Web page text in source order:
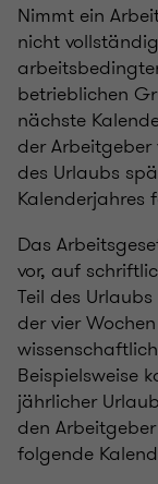
Nimmt ein
nicht
betrieblichen
nächste
der
des Urlaubs
Kalenderjahres
Das
vor, auf
Teil des
der vier
Beispielsweise
jährlicher
den
folgende